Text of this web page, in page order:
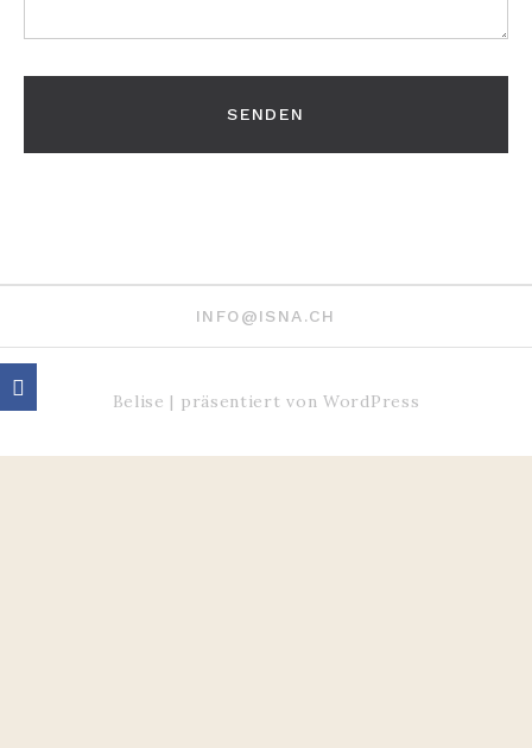
Belise | präsentiert vonWordPress
INFO@ISNA.CH